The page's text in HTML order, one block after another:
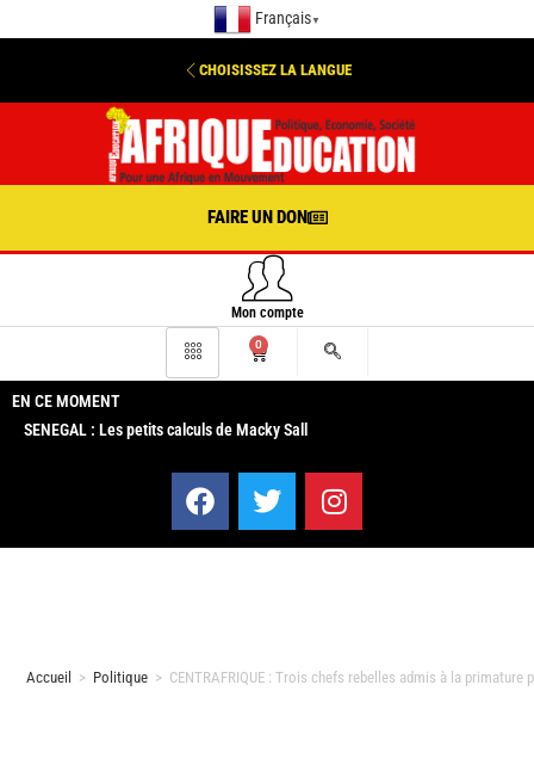
Français ▼
CHOISISSEZ LA LANGUE
FAIRE UN DON
Mon compte
0
EN CE MOMENT
SENEGAL : Les petits calculs de Macky Sall
Accueil > Politique > CENTRAFRIQUE : Trois chefs rebelles admis à la